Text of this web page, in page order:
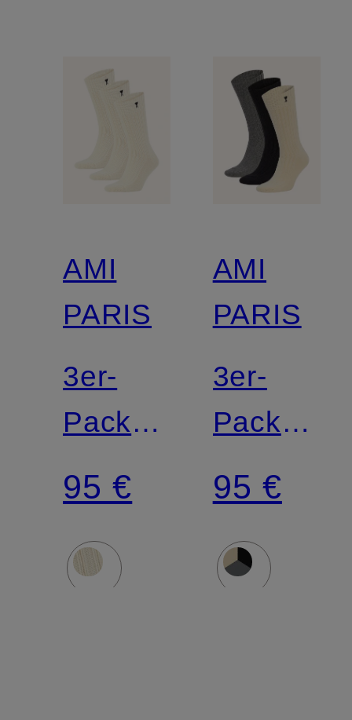
AMI
PARIS
3er-
Pack
Strümpfe
95 €
AMI
PARIS
3er-
Pack
Strümpfe
95 €